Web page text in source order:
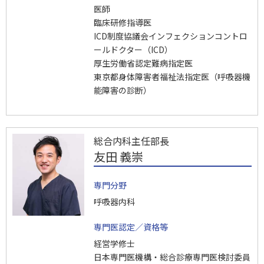
医師
臨床研修指導医
ICD制度協議会インフェクションコントロ
ールドクター（ICD）
厚生労働省認定難病指定医
東京都身体障害者福祉法指定医（呼吸器機
能障害の診断）
総合内科主任部長
友田 義崇
専門分野
呼吸器内科
専門医認定／資格等
経営学修士
日本専門医機構・総合診療専門医検討委員